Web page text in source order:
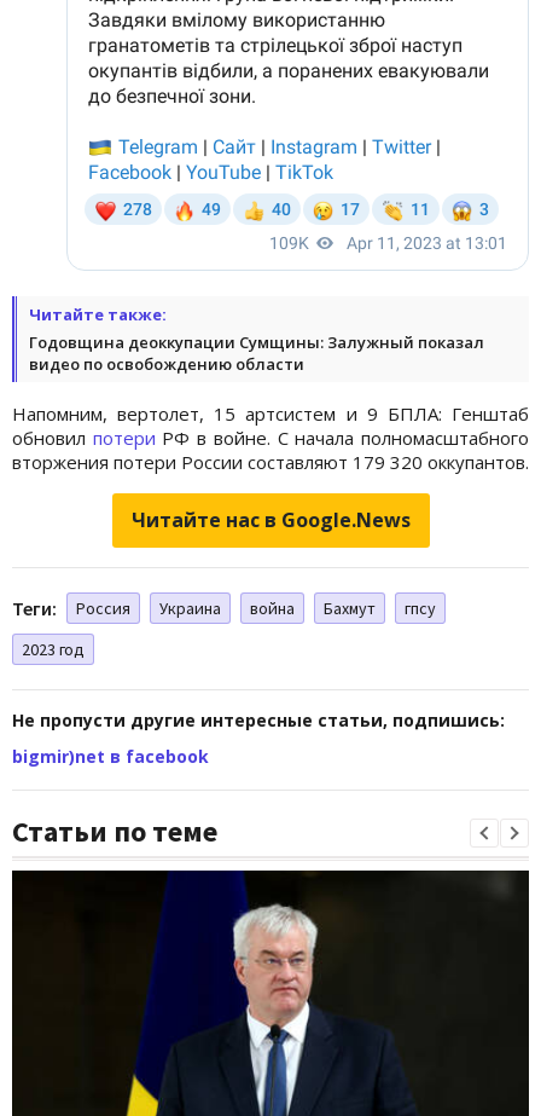
Читайте также:
Годовщина деоккупации Сумщины: Залужный показал
видео по освобождению области
Напомним, вертолет, 15 артсистем и 9 БПЛА: Генштаб
обновил потери РФ в войне. С начала полномасштабного
вторжения потери России составляют 179 320 оккупантов.
Читайте нас в Google.News
Теги: Россия Украина война Бахмут
гпсу
2023 год
Не пропусти другие интересные статьи, подпишись:
bigmir)net в facebook
Статьи по теме